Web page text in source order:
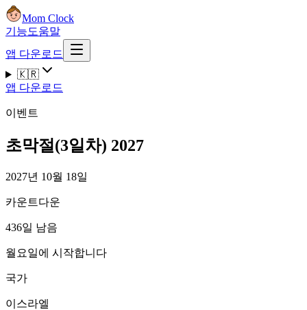
Mom Clock
기능도움말
앱 다운로드
🇰🇷
앱 다운로드
이벤트
초막절(3일차) 2027
2027년 10월 18일
카운트다운
436일 남음
월요일에 시작합니다
국가
이스라엘